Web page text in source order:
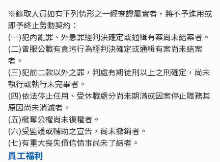
※錄取人員如有下列情形之一經查證屬實者，將不予進用或
即予終止勞動契約：
(一)犯內亂罪、外患罪經判決確定或通緝有案尚未結案者。
(二)曾服公職有貪污行為經判決確定或通緝有案尚未結案
者。
(三)犯前二款以外之罪，判處有期徒刑以上之刑確定，尚未
執行或執行未完畢者。
(四)依法停止任用、受休職處分尚未期滿或因案停止職務其
原因尚未消滅者。
(五)褫奪公權尚未復權者。
(六)受監護或輔助之宣告，尚未撤銷者。
(七)有重大喪失債信情事尚未了結者。
員工福利